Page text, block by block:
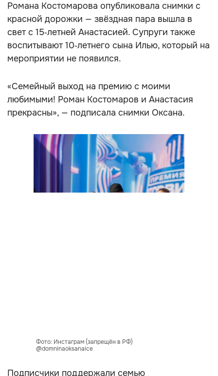
Романа Костомарова опубликовала снимки с
красной дорожки — звёздная пара вышла в
свет с 15‑летней Анастасией. Супруги также
воспитывают 10‑летнего сына Илью, который на
мероприятии не появился.
«Семейный выход на премию с моими
любимыми! Роман Костомаров и Анастасия
прекрасны», — подписала снимки Оксана.
Фото: Инстаграм (запрещён в РФ)
@domninaoksanaice
Подписчики поддержали семью